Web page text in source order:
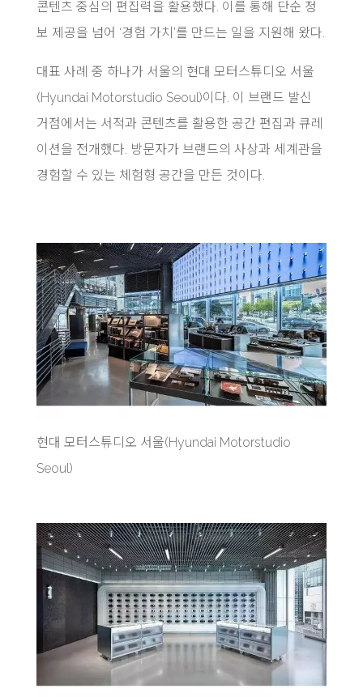
콘텐츠 중심의 편집력을 활용했다. 이를 통해 단순 정
보 제공을 넘어 ‘경험 가치’를 만드는 일을 지원해 왔다.
대표 사례 중 하나가 서울의 현대 모터스튜디오 서울
(Hyundai Motorstudio Seoul)이다. 이 브랜드 발신
거점에서는 서적과 콘텐츠를 활용한 공간 편집과 큐레
이션을 전개했다. 방문자가 브랜드의 사상과 세계관을
경험할 수 있는 체험형 공간을 만든 것이다.
현대 모터스튜디오 서울(Hyundai Motorstudio
Seoul)